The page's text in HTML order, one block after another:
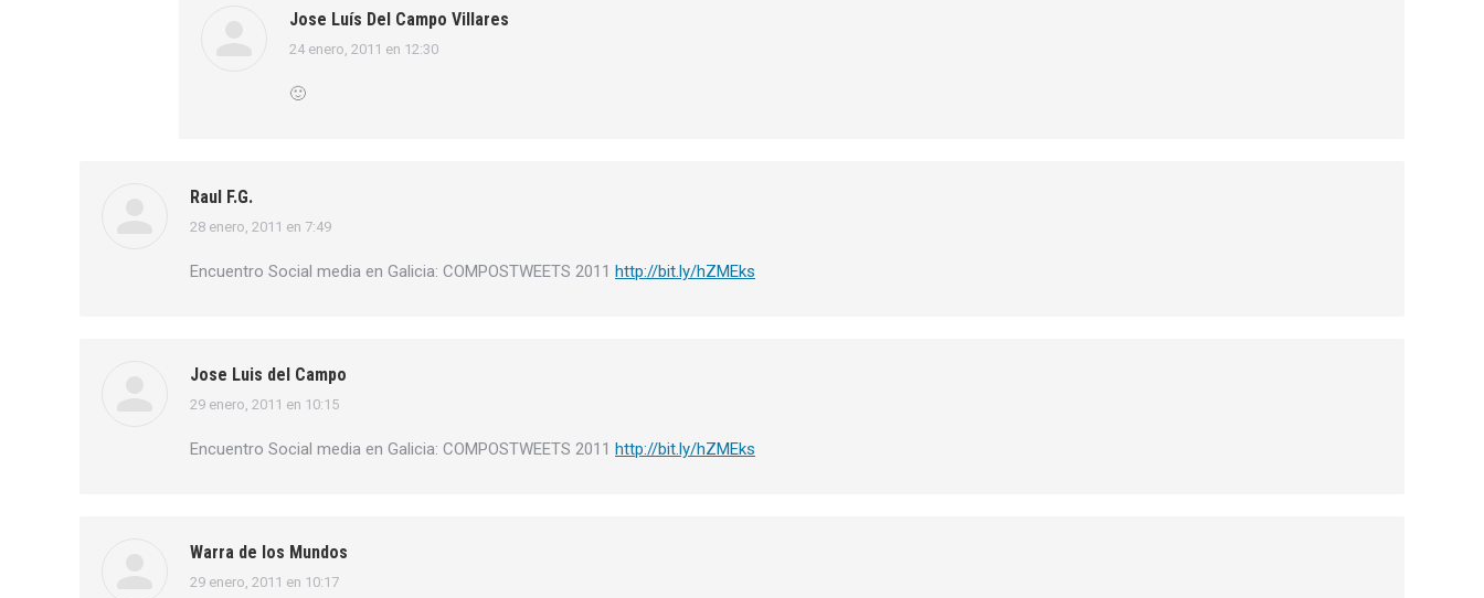
Jose Luís Del Campo Villares
dice:
24 enero, 2011 en 12:30
🙂
Raul F.G.
dice:
28 enero, 2011 en 7:49
Encuentro Social media en Galicia: COMPOSTWEETS 2011 http://bit.ly/hZMEks
Jose Luis del Campo
dice:
29 enero, 2011 en 10:15
Encuentro Social media en Galicia: COMPOSTWEETS 2011 http://bit.ly/hZMEks
Warra de los Mundos
dice:
29 enero, 2011 en 10:17